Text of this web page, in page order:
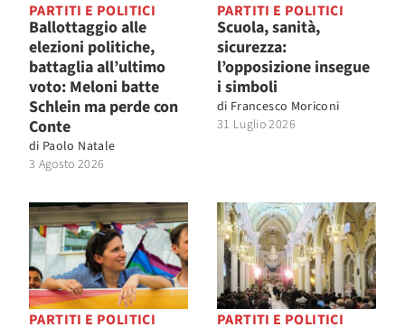
PARTITI E POLITICI
Ballottaggio alle
elezioni politiche,
battaglia all’ultimo
voto: Meloni batte
Schlein ma perde con
Conte
di Paolo Natale
3 Agosto 2026
PARTITI E POLITICI
Scuola, sanità,
sicurezza:
l’opposizione insegue
i simboli
di Francesco Moriconi
31 Luglio 2026
PARTITI E POLITICI PARTITI E POLITICI